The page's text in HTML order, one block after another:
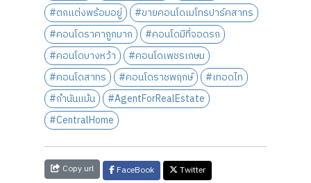
#ตกแต่งพร้อมอยู่
#ขายคอนโดเมโทรปาร์คสาทร
#คอนโดราคาถูกมาก
#คอนโดมีที่จอดรถ
#คอนโดบางหว้า
#คอนโดเพชรเกษม
#คอนโดสาทร
#คอนโดราชพฤกษ์
#เทอดไท
#กำนันแม้น
#AgentForRealEstate
#CentralHome
Copy url FaceBook
Twitter